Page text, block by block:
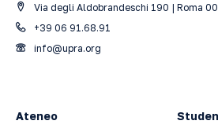
Via degli Aldobrandeschi 190 | Roma
+39 06 91.68.91
info@upra.org
Ateneo